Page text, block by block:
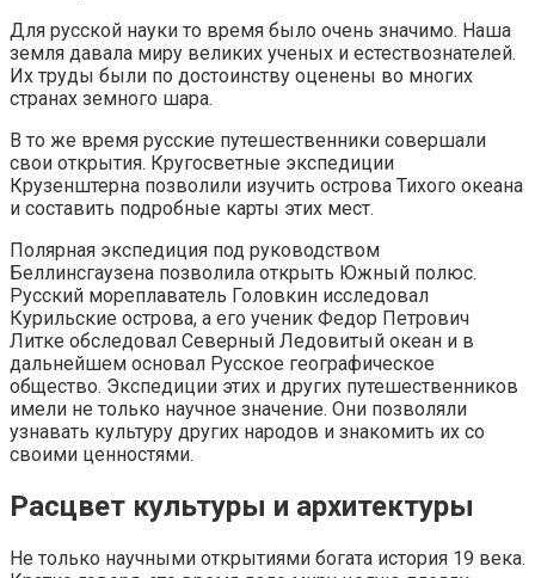
Для русской науки то время было очень значимо. Наша
земля давала миру великих ученых и естествознателей.
Их труды были по достоинству оценены во многих
странах земного шара.
В то же время русские путешественники совершали
свои открытия. Кругосветные экспедиции
Крузенштерна позволили изучить острова Тихого океана
и составить подробные карты этих мест.
Полярная экспедиция под руководством
Беллинсгаузена позволила открыть Южный полюс.
Русский мореплаватель Головкин исследовал
Курильские острова, а его ученик Федор Петрович
Литке обследовал Северный Ледовитый океан и в
дальнейшем основал Русское географическое
общество. Экспедиции этих и других путешественников
имели не только научное значение. Они позволяли
узнавать культуру других народов и знакомить их со
своими ценностями.
Расцвет культуры и архитектуры
Не только научными открытиями богата история 19 века.